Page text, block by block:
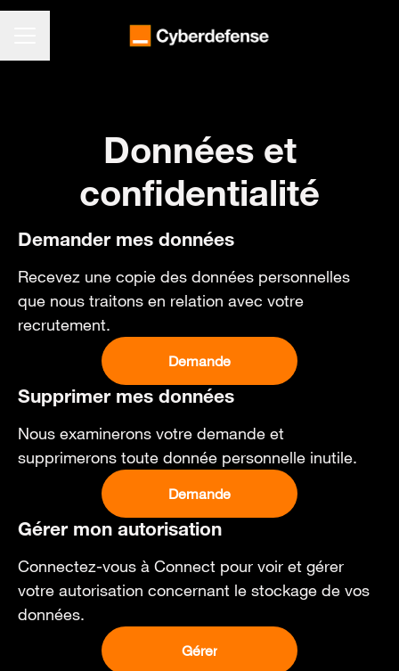
Données et
confidentialité
Demander mes données
Recevez une copie des données personnelles
que nous traitons en relation avec votre
recrutement.
Demande
Supprimer mes données
Nous examinerons votre demande et
supprimerons toute donnée personnelle inutile.
Demande
Gérer mon autorisation
Connectez-vous à Connect pour voir et gérer
votre autorisation concernant le stockage de vos
données.
Gérer